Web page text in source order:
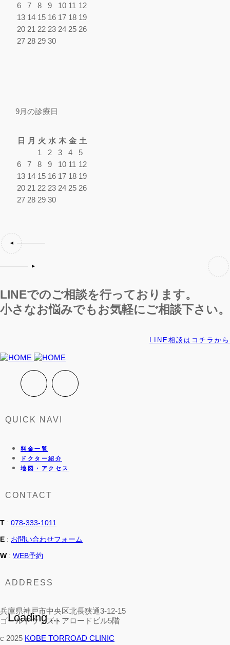
Loading ...
6
7 8 9 10 11 12
13 14 15 16 17 18 19
20 21 22 23 24 25 26
27 28 29 30
9月の診療日
日 月 火 水 木 金 土
1
2 3 4
5
6
7 8 9 10 11 12
13 14 15 16 17 18 19
20 21 22 23 24 25 26
27 28 29 30
LINEでのご相談を行っております。
小さなお悩みでもお気軽にご相談下さい。
LINE相談はコチラから
QUICK NAVI
料金一覧
ドクター紹介
地図・アクセス
CONTACT
T : 078-333-1011
E : お問い合わせフォーム
W : WEB予約
ADDRESS
兵庫県神戸市中央区北長狭通3-12-15
ゴールドウッズトアロードビル5階
c 2025 KOBE TORROAD CLINIC